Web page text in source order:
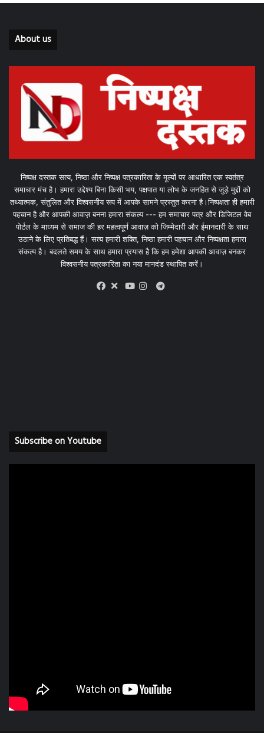
About us
निष्पक्ष दस्तक सत्य, निष्ठा और निष्पक्ष पत्रकारिता के मूल्यों पर आधारित एक स्वतंत्र
समाचार मंच है। हमारा उद्देश्य बिना किसी भय, पक्षपात या लोभ के जनहित से जुड़े मुद्दों को
तथ्यात्मक, संतुलित और विश्वसनीय रूप में आपके सामने प्रस्तुत करना है।निष्पक्षता ही हमारी
पहचान है और आपकी आवाज़ बनना हमारा संकल्प --- हम समाचार पत्र और डिजिटल वेब
पोर्टल के माध्यम से समाज की हर महत्वपूर्ण आवाज़ को जिम्मेदारी और ईमानदारी के साथ
उठाने के लिए प्रतिबद्ध हैं। सत्य हमारी शक्ति, निष्ठा हमारी पहचान और निष्पक्षता हमारा
संकल्प है। बदलते समय के साथ हमारा प्रयास है कि हम हमेशा आपकी आवाज़ बनकर
विश्वसनीय पत्रकारिता का नया मानदंड स्थापित करें।
X
Telegram
Subscribe on Youtube